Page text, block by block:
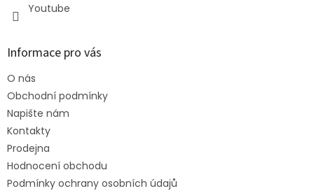
Youtube
Informace pro vás
O nás
Obchodní podmínky
Napište nám
Kontakty
Prodejna
Hodnocení obchodu
Podmínky ochrany osobních údajů